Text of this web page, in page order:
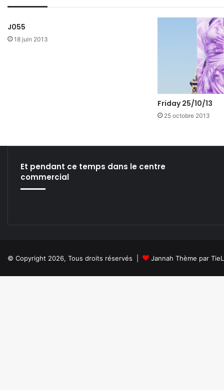
J055
18 juin 2013
Friday 25/10/13
25 octobre 2013
Et pendant ce temps dans le centre
commercial
© Copyright 2026, Tous droits réservés | Jannah Thème par